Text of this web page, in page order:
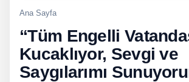
Ana Sayfa
“Tüm Engelli
Kucaklıyor, Sevgi ve
Saygılarımı